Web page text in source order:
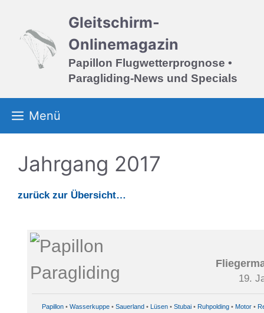
springen
Gleitschirm-
Onlinemagazin
Papillon Flugwetterprognose •
Paragliding-News und Specials
Menü
Jahrgang 2017
zurück zur Übersicht…
19.
Papillon• Wasserkuppe• Sauerland• Lüsen• Stubai• Ruhpolding• Motor•